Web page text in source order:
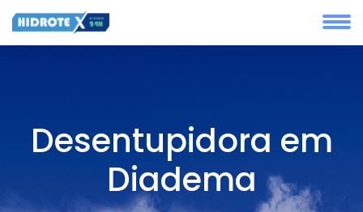
Desentupidora em
Diadema